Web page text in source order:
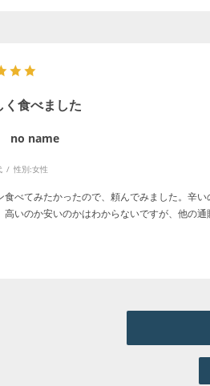
く食べました
no name
性別:女性
食べてみたかったので、頼んでみました。辛
高いのか安いのかはわからないですが、他の